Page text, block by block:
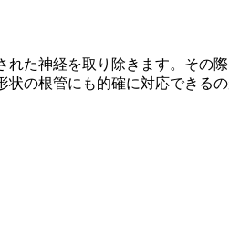
た神経を取り除きます。そ
の根管にも的確に対応できるの